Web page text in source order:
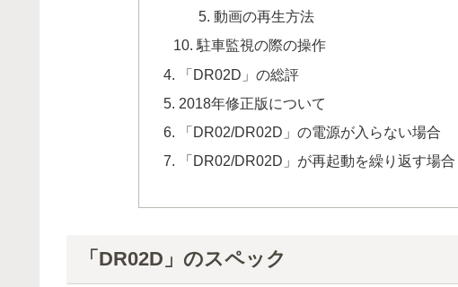
動画の再生方法
駐車監視の際の操作
「DR02D」の総評
2018年修正版について
「DR02/DR02D」の電源が入らない場合
「DR02/DR02D」が再起動を繰り返す場合
「DR02D」のスペック